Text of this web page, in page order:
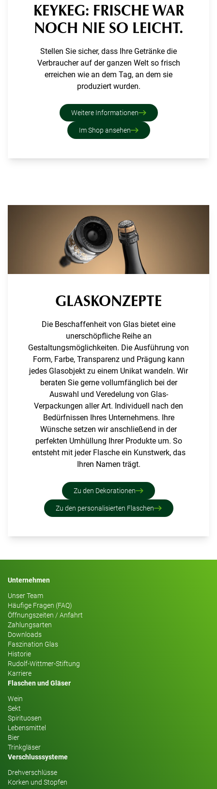
KEYKEG: FRISCHE WAR
NOCH NIE SO LEICHT.
Stellen Sie sicher, dass Ihre Getränke die
Verbraucher auf der ganzen Welt so frisch
erreichen wie an dem Tag, an dem sie
produziert wurden.
Weitere Informationen
Im Shop ansehen
GLASKONZEPTE
Die Beschaffenheit von Glas bietet eine
unerschöpfliche Reihe an
Gestaltungsmöglichkeiten. Die Ausführung von
Form, Farbe, Transparenz und Prägung kann
jedes Glasobjekt zu einem Unikat wandeln. Wir
beraten Sie gerne vollumfänglich bei der
Auswahl und Veredelung von Glas-
Verpackungen aller Art. Individuell nach den
Bedürfnissen Ihres Unternehmens. Ihre
Wünsche setzen wir anschließend in der
perfekten Umhüllung Ihrer Produkte um. So
entsteht mit jeder Flasche ein Kunstwerk, das
Ihren Namen trägt.
Zu den Dekorationen
Zu den personalisierten Flaschen
Unternehmen
Unser Team
Häufige Fragen (FAQ)
Öffnungszeiten / Anfahrt
Zahlungsarten
Downloads
Faszination Glas
Historie
Rudolf-Wittmer-Stiftung
Karriere
Flaschen und Gläser
Wein
Sekt
Spirituosen
Lebensmittel
Bier
Trinkgläser
Verschlusssysteme
Drehverschlüsse
Korken und Stopfen